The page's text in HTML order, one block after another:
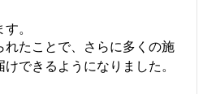
。
れたことで、さらに多くの施
できるようになりました。